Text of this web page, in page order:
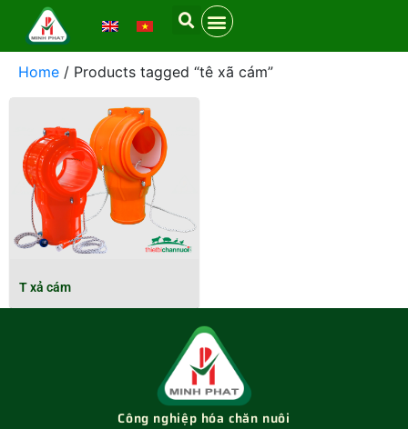
Home / Products tagged “tê xã cám”
T xả cám
Công nghiệp hóa chăn nuôi